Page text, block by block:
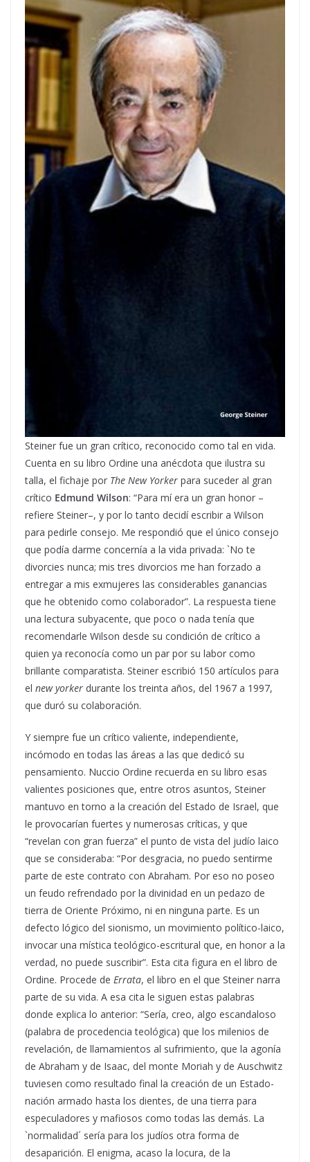
Steiner fue un gran crítico, reconocido como tal en vida.
Cuenta en su libro Ordine una anécdota que ilustra su
talla, el fichaje por The New Yorker para suceder al gran
crítico Edmund Wilson: “Para mí era un gran honor –
refiere Steiner–, y por lo tanto decidí escribir a Wilson
para pedirle consejo. Me respondió que el único consejo
que podía darme concernía a la vida privada: `No te
divorcies nunca; mis tres divorcios me han forzado a
entregar a mis exmujeres las considerables ganancias
que he obtenido como colaborador”. La respuesta tiene
una lectura subyacente, que poco o nada tenía que
recomendarle Wilson desde su condición de crítico a
quien ya reconocía como un par por su labor como
brillante comparatista. Steiner escribió 150 artículos para
el new yorker durante los treinta años, del 1967 a 1997,
que duró su colaboración.
Y siempre fue un crítico valiente, independiente,
incómodo en todas las áreas a las que dedicó su
pensamiento. Nuccio Ordine recuerda en su libro esas
valientes posiciones que, entre otros asuntos, Steiner
mantuvo en torno a la creación del Estado de Israel, que
le provocarían fuertes y numerosas críticas, y que
“revelan con gran fuerza” el punto de vista del judío laico
que se consideraba: “Por desgracia, no puedo sentirme
parte de este contrato con Abraham. Por eso no poseo
un feudo refrendado por la divinidad en un pedazo de
tierra de Oriente Próximo, ni en ninguna parte. Es un
defecto lógico del sionismo, un movimiento político-laico,
invocar una mística teológico-escritural que, en honor a la
verdad, no puede suscribir”. Esta cita figura en el libro de
Ordine. Procede de Errata, el libro en el que Steiner narra
parte de su vida. A esa cita le siguen estas palabras
donde explica lo anterior: “Sería, creo, algo escandaloso
(palabra de procedencia teológica) que los milenios de
revelación, de llamamientos al sufrimiento, que la agonía
de Abraham y de Isaac, del monte Moriah y de Auschwitz
tuviesen como resultado final la creación de un Estado-
nación armado hasta los dientes, de una tierra para
especuladores y mafiosos como todas las demás. La
`normalidad´ sería para los judíos otra forma de
desaparición. El enigma, acaso la locura, de la